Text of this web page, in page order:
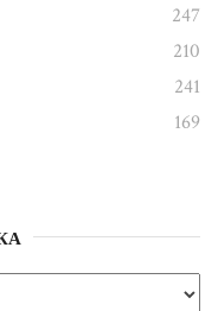
247
210
241
169